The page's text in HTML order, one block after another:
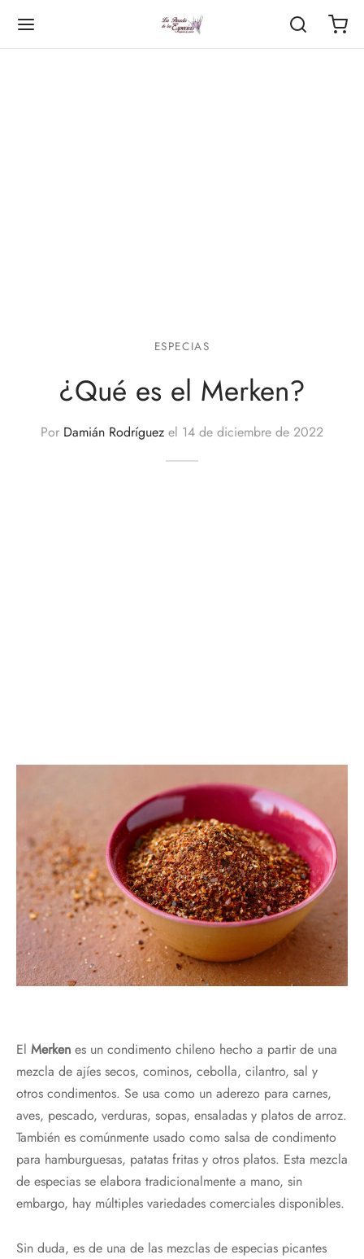
ESPECIAS
¿Qué es el Merken?
Por Damián Rodríguez el 14 de diciembre de 2022
El Merken es un condimento chileno hecho a partir de una
mezcla de ajíes secos, cominos, cebolla, cilantro, sal y
otros condimentos. Se usa como un aderezo para carnes,
aves, pescado, verduras, sopas, ensaladas y platos de arroz.
También es comúnmente usado como salsa de condimento
para hamburguesas, patatas fritas y otros platos. Esta mezcla
de especias se elabora tradicionalmente a mano, sin
embargo, hay múltiples variedades comerciales disponibles.
Sin duda, es de una de las mezclas de especias picantes